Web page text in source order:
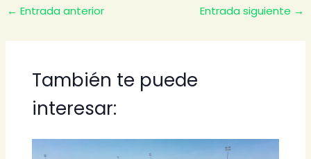
← Entrada anterior Entrada siguiente →
También te puede
interesar: